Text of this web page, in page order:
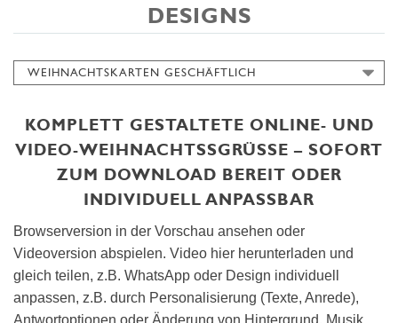
DESIGNS
WEIHNACHTSKARTEN GESCHÄFTLICH
KOMPLETT GESTALTETE ONLINE- UND
VIDEO-WEIHNACHTSSGRÜSSE – SOFORT Z
UM DOWNLOAD BEREIT ODER I
NDIVIDUELL ANPASSBAR
Browserversion in der Vorschau ansehen oder
Videoversion abspielen. Video hier herunterladen und
gleich teilen, z.B. WhatsApp oder Design individuell
anpassen, z.B. durch Personalisierung (Texte, Anrede),
Antwortoptionen oder Änderung von Hintergrund, Musik